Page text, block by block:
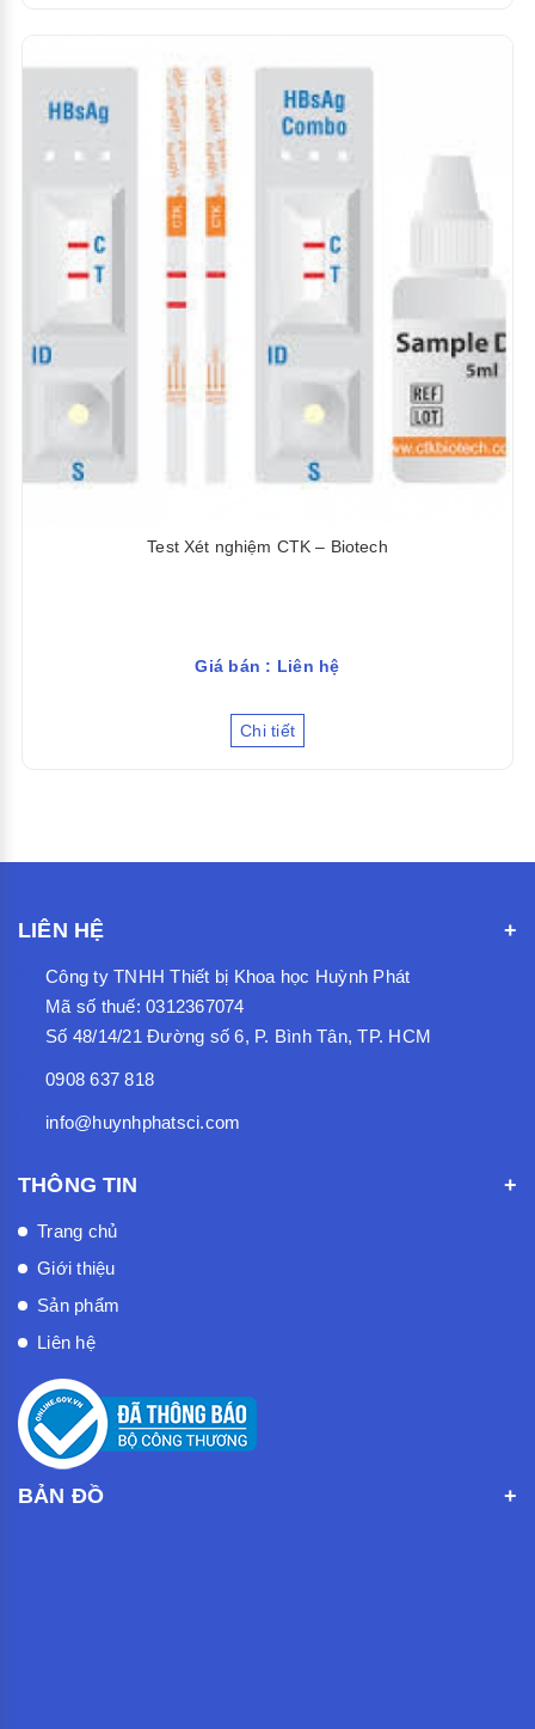
Test Xét nghiệm CTK – Biotech
Giá bán : Liên hệ
Chi tiết
LIÊN HỆ
Công ty TNHH Thiết bị Khoa học Huỳnh Phát
Mã số thuế: 0312367074
Số 48/14/21 Đường số 6, P. Bình Tân, TP. HCM
0908 637 818
info@huynhphatsci.com
THÔNG TIN
Trang chủ
Giới thiệu
Sản phẩm
Liên hệ
BẢN ĐỒ